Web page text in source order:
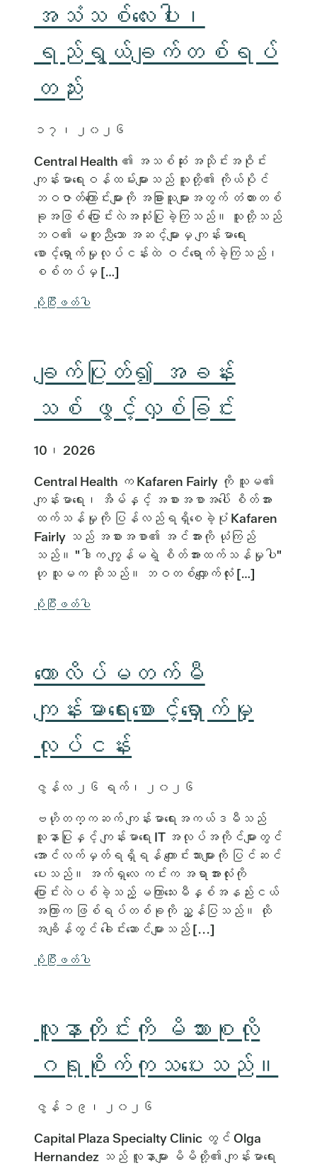
အသံသစ်လေးပါး၊
ရည်ရွယ်ချက်တစ်ရပ်
တည်း
၁၇၊ ၂၀၂၆
Central Health ၏ အသစ်ဆုံး အသိုင်းအဝိုင်း
ကျန်းမာရေးဝန်ထမ်းများသည် သူတို့၏ ကိုယ်ပိုင်
ဘဝဇာတ်ကြောင်းများကို အခြားသူများအတွက် တံတားတစ်
ခုအဖြစ် ပြောင်းလဲအသုံးပြုခဲ့ကြသည်။ သူတို့သည်
ဘဝ၏ မတူညီသော အဆင့်များမှ ကျန်းမာရေး
စောင့်ရှောက်မှုလုပ်ငန်းထဲ ဝင်ရောက်ခဲ့ကြသည်၊
စစ်တပ်မှ […]
ပိုပြီးဖတ်ပါ
ချက်ပြုတ်၍ အခန်း
သစ် ဖွင့်လှစ်ခြင်း
10၊ 2026
Central Health က Kafaren Fairly ကို သူမ၏
ကျန်းမာရေး၊ အိမ်နှင့် အစားအစာအပေါ် စိတ်အား
ထက်သန်မှုကို ပြန်လည်ရရှိစေခဲ့ပုံ Kafaren
Fairly သည် အစားအစာ၏ အင်အားကို ယုံကြည်
သည်။ "ဒါက ကျွန်မရဲ့ စိတ်အားထက်သန်မှုပါ"
ဟု သူမက ဆိုသည်။ ဘဝတစ်လျှောက်လုံး […]
ပိုပြီးဖတ်ပါ
ကောလိပ်မတက်မီ
ကျန်းမာရေးစောင့်ရှောက်မှု
လုပ်ငန်း
ဇွန်လ ၂၆ ရက်၊ ၂၀၂၆
ဗဟိုတက္ကဆက် ကျန်းမာရေးအကယ်ဒမီသည်
သူနာပြုနှင့် ကျန်းမာရေး IT အလုပ်အကိုင်များတွင်
အောင်လက်မှတ်ရရှိရန် ကျောင်းသားများကို ပြင်ဆင်
ပေးသည်။ အက်ရှလေ ကင်းက အရာအားလုံးကို
ပြောင်းလဲပစ်ခဲ့သည့် မကြာသေးမီနှစ်အနည်းငယ်
အကြာက ဖြစ်ရပ်တစ်ခုကို ညွှန်ပြသည်။ ထို
အချိန်တွင် ခေါင်းဆောင်များသည် [...]
ပိုပြီးဖတ်ပါ
လူနာတိုင်းကို မိသားစုလို
ဂရုစိုက်ကုသပေးသည်။
ဇွန် ၁၉၊ ၂၀၂၆
Capital Plaza Specialty Clinic တွင် Olga
Hernandez သည် လူနာများ မိမိတို့၏ ကျန်းမာရေး